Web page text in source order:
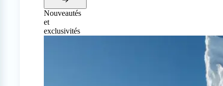
Nouveautés
et
exclusivités